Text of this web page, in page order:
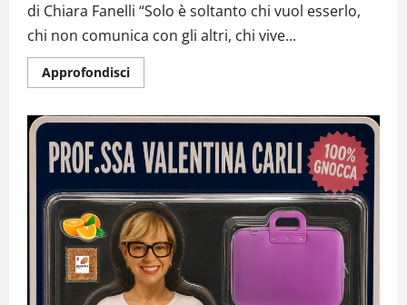
di Chiara Fanelli “Solo è soltanto chi vuol esserlo,
chi non comunica con gli altri, chi vive...
Approfondisci